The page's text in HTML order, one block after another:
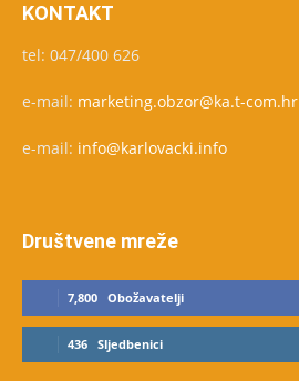
KONTAKT
tel: 047/400 626
e-mail: marketing.obzor@ka.t-com.hr
e-mail: info@karlovacki.info
Društvene mreže
7,800 Obožavatelji
436 Sljedbenici